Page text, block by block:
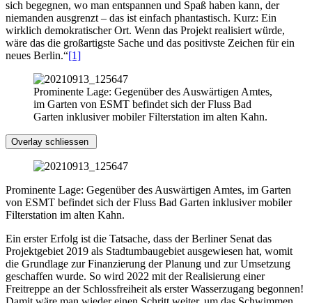
sich begegnen, wo man entspannen und Spaß haben kann, der
niemanden ausgrenzt – das ist einfach phantastisch. Kurz: Ein
wirklich demokratischer Ort. Wenn das Projekt realisiert würde,
wäre das die großartigste Sache und das positivste Zeichen für ein
neues Berlin.“[1]
Prominente Lage: Gegenüber des Auswärtigen Amtes,
im Garten von ESMT befindet sich der Fluss Bad
Garten inklusiver mobiler Filterstation im alten Kahn.
Overlay schliessen
Prominente Lage: Gegenüber des Auswärtigen Amtes, im Garten
von ESMT befindet sich der Fluss Bad Garten inklusiver mobiler
Filterstation im alten Kahn.
Ein erster Erfolg ist die Tatsache, dass der Berliner Senat das
Projektgebiet 2019 als Stadtumbaugebiet ausgewiesen hat, womit
die Grundlage zur Finanzierung der Planung und zur Umsetzung
geschaffen wurde. So wird 2022 mit der Realisierung einer
Freitreppe an der Schlossfreiheit als erster Wasserzugang begonnen!